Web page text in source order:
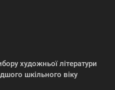
художньої літератури
шкільного віку